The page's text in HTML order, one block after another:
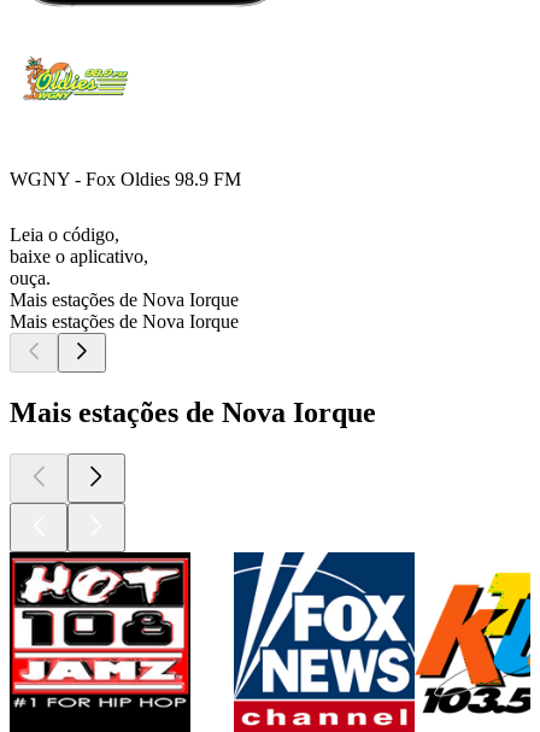
WGNY - Fox Oldies 98.9 FM
Leia o código,
baixe o aplicativo,
ouça.
Mais estações de Nova Iorque
Mais estações de Nova Iorque
Mais estações de Nova Iorque